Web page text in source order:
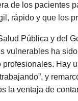
de los pacientes
rápido y que los
Pública y del
vulnerables ha
profesionales. Hay
y
la ventaja de